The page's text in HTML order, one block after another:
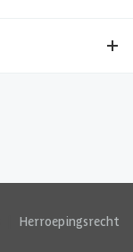
Herroepingsrecht